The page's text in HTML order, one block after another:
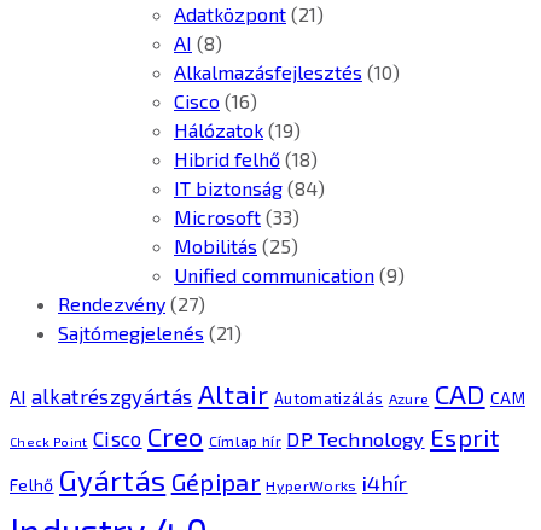
Adatközpont (21)
AI (8)
Alkalmazásfejlesztés (10)
Cisco (16)
Hálózatok (19)
Hibrid felhő (18)
IT biztonság (84)
Microsoft (33)
Mobilitás (25)
Unified communication (9)
Rendezvény (27)
Sajtómegjelenés (21)
AI alkatrészgyártás Altair Automatizálás Azure CAD CAM
Check Point Cisco Creo Címlap hír DP Technology Esprit
Felhő Gyártás Gépipar HyperWorks i4hír